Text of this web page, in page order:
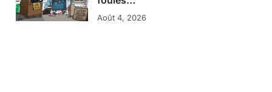
Août 4, 2026